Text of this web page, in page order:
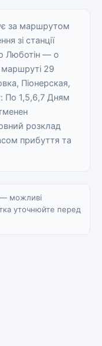
за маршрутом
зі станції
Люботін — о
маршруті 29
Піонерская,
По 1,5,6,7 Дням
розклад
прибуття та
— можливі
уточнюйте перед